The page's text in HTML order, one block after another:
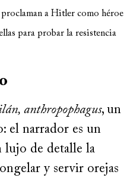
a Hitler como héroe
para probar la resistencia
anthropophagus, un
el narrador es un
lujo de detalle la
y servir orejas